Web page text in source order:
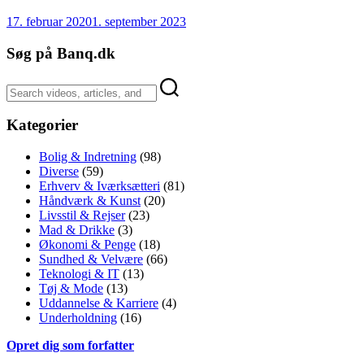
17. februar 20201. september 2023
Søg på Banq.dk
Kategorier
Bolig & Indretning (98)
Diverse (59)
Erhverv & Iværksætteri (81)
Håndværk & Kunst (20)
Livsstil & Rejser(23)
Mad & Drikke (3)
Økonomi & Penge (18)
Sundhed & Velvære (66)
Teknologi & IT (13)
Tøj & Mode (13)
Uddannelse & Karriere (4)
Underholdning (16)
Opret dig som forfatter